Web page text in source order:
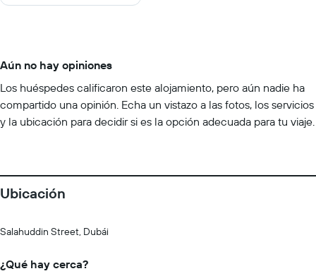
Aún no hay opiniones
Los huéspedes calificaron este alojamiento, pero aún nadie ha
compartido una opinión. Echa un vistazo a las fotos, los servicios
y la ubicación para decidir si es la opción adecuada para tu viaje.
Ubicación
Salahuddin Street, Dubái
¿Qué hay cerca?